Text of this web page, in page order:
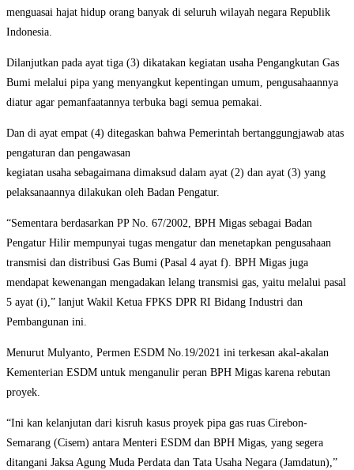
menguasai hajat hidup orang banyak di seluruh wilayah negara Republik
Indonesia.
Dilanjutkan pada ayat tiga (3) dikatakan kegiatan usaha Pengangkutan Gas
Bumi melalui pipa yang menyangkut kepentingan umum, pengusahaannya
diatur agar pemanfaatannya terbuka bagi semua pemakai.
Dan di ayat empat (4) ditegaskan bahwa Pemerintah bertanggungjawab atas
pengaturan dan pengawasan
kegiatan usaha sebagaimana dimaksud dalam ayat (2) dan ayat (3) yang
pelaksanaannya dilakukan oleh Badan Pengatur.
“Sementara berdasarkan PP No. 67/2002, BPH Migas sebagai Badan
Pengatur Hilir mempunyai tugas mengatur dan menetapkan pengusahaan
transmisi dan distribusi Gas Bumi (Pasal 4 ayat f). BPH Migas juga
mendapat kewenangan mengadakan lelang transmisi gas, yaitu melalui pasal
5 ayat (i),” lanjut Wakil Ketua FPKS DPR RI Bidang Industri dan
Pembangunan ini.
Menurut Mulyanto, Permen ESDM No.19/2021 ini terkesan akal-akalan
Kementerian ESDM untuk menganulir peran BPH Migas karena rebutan
proyek.
“Ini kan kelanjutan dari kisruh kasus proyek pipa gas ruas Cirebon-
Semarang (Cisem) antara Menteri ESDM dan BPH Migas, yang segera
ditangani Jaksa Agung Muda Perdata dan Tata Usaha Negara (Jamdatun),”